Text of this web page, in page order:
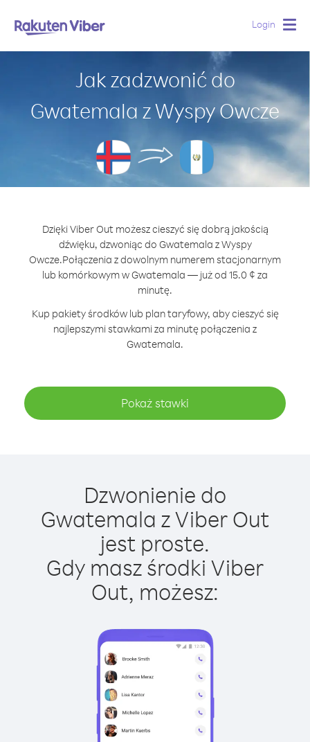
Login
Jak zadzwonić do
Gwatemala z Wyspy Owcze
Dzięki Viber Out możesz cieszyć się dobrą jakością
dźwięku, dzwoniąc do Gwatemala z Wyspy
Owcze.Połączenia z dowolnym numerem stacjonarnym
lub komórkowym w Gwatemala — już od 15.0 ¢ za
minutę.
Kup pakiety środków lub plan taryfowy, aby cieszyć się
najlepszymi stawkami za minutę połączenia z
Gwatemala.
Pokaż stawki
Dzwonienie do
Gwatemala z Viber Out
jest proste.
Gdy masz środki Viber
Out, możesz: